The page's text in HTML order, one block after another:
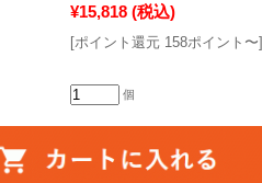
¥15,818 (税込)
[ポイント還元 158ポイント〜]
個